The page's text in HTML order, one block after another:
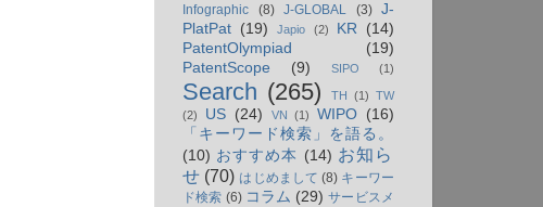
Infographic
(8) J-GLOBAL (3)
J-
PlatPat (19) Japio (2) KR
(14)
PatentOlympiad
(19)
PatentScope
(9) SIPO (1)
Search (265) TH (1) TW
(2)
US (24) VN (1) WIPO (16)
「キーワード検索」を語る。
(10) おすすめ本 (14) お知ら
せ (70) はじめまして (8) キーワー
ド検索 (6) コラム (29) サービスメ